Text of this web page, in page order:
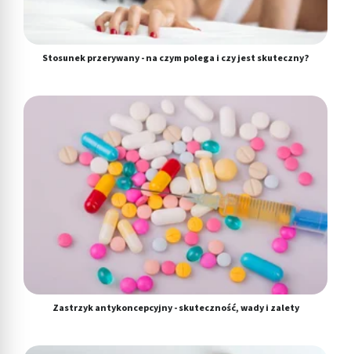
Stosunek przerywany - na czym polega i czy jest skuteczny?
Zastrzyk antykoncepcyjny - skuteczność, wady i zalety